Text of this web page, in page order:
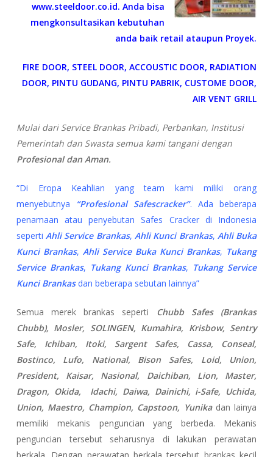
www.steeldoor.co.id. Anda bisa
mengkonsultasikan kebutuhan
anda baik retail ataupun Proyek.
FIRE DOOR, STEEL DOOR, ACCOUSTIC DOOR, RADIATION
DOOR, PINTU GUDANG, PINTU PABRIK, CUSTOME DOOR,
AIR VENT GRILL
Mulai dari Service Brankas Pribadi, Perbankan, Institusi
Pemerintah dan Swasta semua kami tangani dengan
Profesional dan Aman.
“Di Eropa Keahlian yang team kami miliki orang
menyebutnya “Profesional Safescracker”. Ada beberapa
penamaan atau penyebutan Safes Cracker di Indonesia
sepertiAhli Service Brankas,Ahli Kunci Brankas, Ahli Buka
Kunci Brankas, Ahli Service Buka Kunci Brankas, Tukang
Service Brankas, Tukang Kunci Brankas, Tukang Service
Kunci Brankasdan beberapa sebutan lainnya”
Semua merek brankas seperti
Chubb Safes (Brankas
Chubb), Mosler, SOLINGEN, Kumahira, Krisbow, Sentry
Safe, Ichiban, Itoki, Sargent Safes, Cassa, Conseal,
Bostinco, Lufo, National, Bison Safes, Loid, Union,
President, Kaisar, Nasional, Daichiban, Lion, Master,
Dragon, Okida, Idachi, Daiwa, Dainichi, i-Safe, Uchida,
Union, Maestro, Champion, Capstoon, Yunikadan lainya
memiliki mekanis penguncian yang berbeda. Mekanis
penguncian tersebut seharusnya di lakukan perawatan